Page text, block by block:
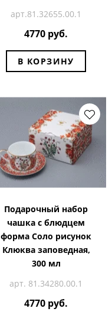
арт.81.32655.00.1
4770 руб.
В КОРЗИНУ
Подарочный набор
чашка с блюдцем
форма Соло рисунок
Клюква заповедная,
300 мл
арт. 81.34280.00.1
4770 руб.